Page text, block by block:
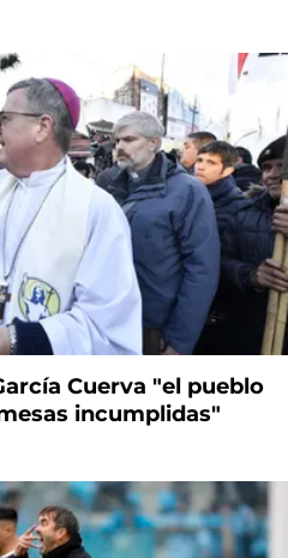
Cuerva "el pueblo
incumplidas"